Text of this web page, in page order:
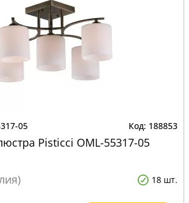
05 188853
Pisticci OML-55317-05
18 шт.